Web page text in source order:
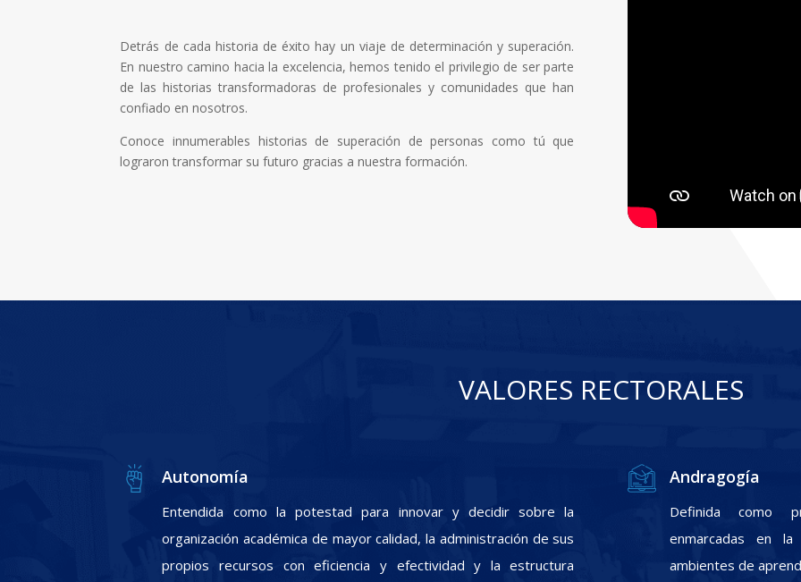
Detrás de cada historia de éxito hay un viaje de determinación y superación.
En nuestro camino hacia la excelencia, hemos tenido el privilegio de ser parte
de las historias transformadoras de profesionales y comunidades que han
confiado en nosotros.
Conoce innumerables historias de superación de personas como tú que
lograron transformar su futuro gracias a nuestra formación.
VALORES RECTORALES
Autonomía
Entendida como la potestad para innovar y decidir sobre la
organización académica de mayor calidad, la administración de sus
propios recursos con eficiencia y efectividad y la estructura
Andragogía
Definida como
enmarcadas en
ambientes de